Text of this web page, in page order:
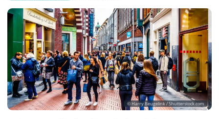
© Harry Beugelink / Shutterstock.com